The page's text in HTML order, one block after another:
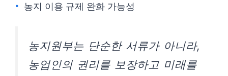
농지 이용 규제 완화 가능성
농지원부는 단순한 서류가 아니라,
농업인의 권리를 보장하고 미래를